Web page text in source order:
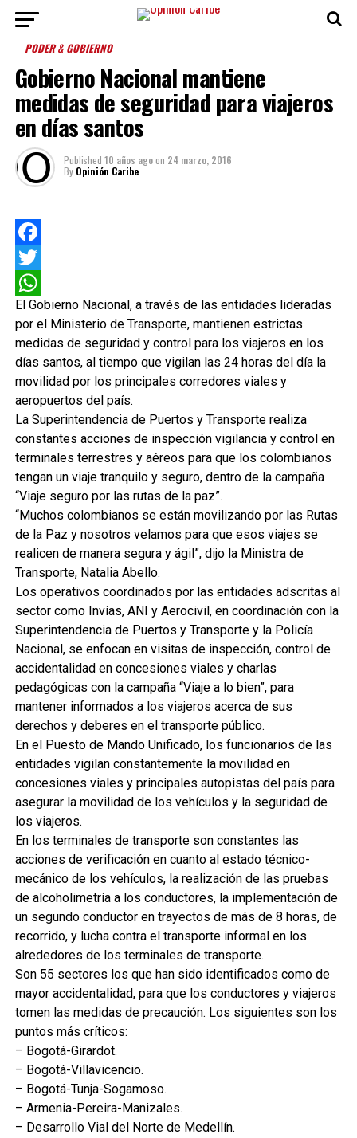
PODER & GOBIERNO
Gobierno Nacional mantiene
medidas de seguridad para viajeros
en días santos
Published 10 años agoon 24 marzo, 2016
By Opinión Caribe
Facebook
Twitter
WhatsApp
El Gobierno Nacional, a través de las entidades lideradas
por el Ministerio de Transporte, mantienen estrictas
medidas de seguridad y control para los viajeros en los
días santos, al tiempo que vigilan las 24 horas del día la
movilidad por los principales corredores viales y
aeropuertos del país.
La Superintendencia de Puertos y Transporte realiza
constantes acciones de inspección vigilancia y control en
terminales terrestres y aéreos para que los colombianos
tengan un viaje tranquilo y seguro, dentro de la campaña
“Viaje seguro por las rutas de la paz”.
“Muchos colombianos se están movilizando por las Rutas
de la Paz y nosotros velamos para que esos viajes se
realicen de manera segura y ágil”, dijo la Ministra de
Transporte, Natalia Abello.
Los operativos coordinados por las entidades adscritas al
sector como Invías, ANI y Aerocivil, en coordinación con la
Superintendencia de Puertos y Transporte y la Policía
Nacional, se enfocan en visitas de inspección, control de
accidentalidad en concesiones viales y charlas
pedagógicas con la campaña “Viaje a lo bien”, para
mantener informados a los viajeros acerca de sus
derechos y deberes en el transporte público.
En el Puesto de Mando Unificado, los funcionarios de las
entidades vigilan constantemente la movilidad en
concesiones viales y principales autopistas del país para
asegurar la movilidad de los vehículos y la seguridad de
los viajeros.
En los terminales de transporte son constantes las
acciones de verificación en cuanto al estado técnico-
mecánico de los vehículos, la realización de las pruebas
de alcoholimetría a los conductores, la implementación de
un segundo conductor en trayectos de más de 8 horas, de
recorrido, y lucha contra el transporte informal en los
alrededores de los terminales de transporte.
Son 55 sectores los que han sido identificados como de
mayor accidentalidad, para que los conductores y viajeros
tomen las medidas de precaución. Los siguientes son los
puntos más críticos:
– Bogotá-Girardot.
– Bogotá-Villavicencio.
– Bogotá-Tunja-Sogamoso.
– Armenia-Pereira-Manizales.
– Desarrollo Vial del Norte de Medellín.